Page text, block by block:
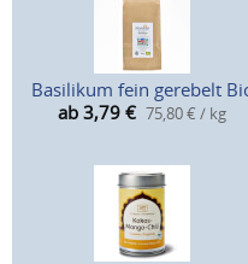
Basilikum fein gerebelt
ab 3,79 € 75,80 € / kg